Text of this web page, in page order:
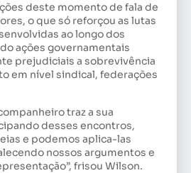
deste momento de fala de
o que só reforçou as lutas
ao longo dos
ações governamentais
prejudiciais a sobrevivência
em nível sindical, federações
traz a sua
desses encontros,
e podemos aplica-las
nossos argumentos e
frisou Wilson.